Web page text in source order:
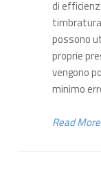
di
possono
proprie
vengono
minimo
Read More